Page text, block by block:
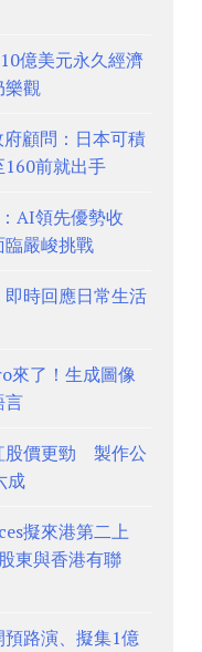
億美元永久經濟
觀
顧問：日本可積
前就出手
AI領先優勢收
嚴峻挑戰
時回應日常生活
來了！生成圖像
言
股價更勁 製作公
成
擬來港第二上
東與香港有聯
預路演、擬集1億